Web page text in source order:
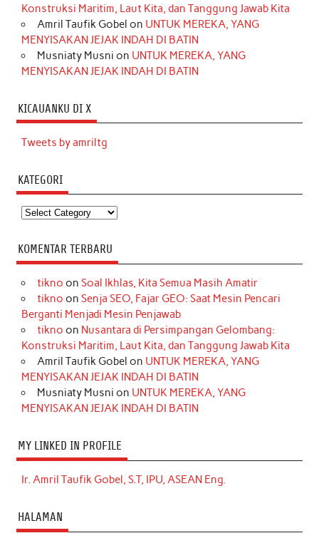
Konstruksi Maritim, Laut Kita, dan Tanggung Jawab Kita
Amril Taufik Gobel on UNTUK MEREKA, YANG
MENYISAKAN JEJAK INDAH DI BATIN
Musniaty Musni on UNTUK MEREKA, YANG
MENYISAKAN JEJAK INDAH DI BATIN
KICAUANKU DI X
Tweets by amriltg
KATEGORI
Kategori
KOMENTAR TERBARU
tikno on Soal Ikhlas, Kita Semua Masih Amatir
tikno on Senja SEO, Fajar GEO: Saat Mesin Pencari
Berganti Menjadi Mesin Penjawab
tikno on Nusantara di Persimpangan Gelombang:
Konstruksi Maritim, Laut Kita, dan Tanggung Jawab Kita
Amril Taufik Gobel on UNTUK MEREKA, YANG
MENYISAKAN JEJAK INDAH DI BATIN
Musniaty Musni on UNTUK MEREKA, YANG
MENYISAKAN JEJAK INDAH DI BATIN
MY LINKED IN PROFILE
Ir. Amril Taufik Gobel, S.T, IPU, ASEAN Eng.
HALAMAN